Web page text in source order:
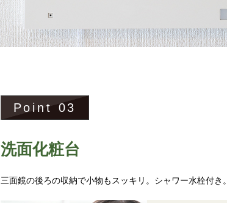
Point 03
洗面化粧台
三面鏡の後ろの収納で小物もスッキリ。シャワー水栓付き。